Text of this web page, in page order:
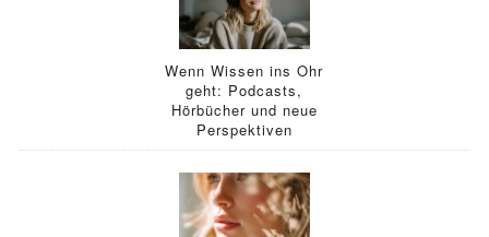
Wenn Wissen ins Ohr
geht: Podcasts,
Hörbücher und neue
Perspektiven